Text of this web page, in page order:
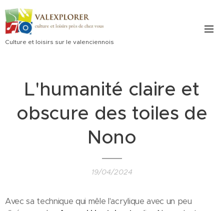
Culture et loisirs sur le valenciennois
L'humanité claire et
obscure des toiles de
Nono
19/04/2024
Avec sa technique qui mêle l'acrylique avec un peu